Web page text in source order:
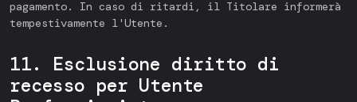
pagamento. In caso di ritardi, il Titolare informerà
tempestivamente l'Utente.
11. Esclusione diritto di
recesso per Utente